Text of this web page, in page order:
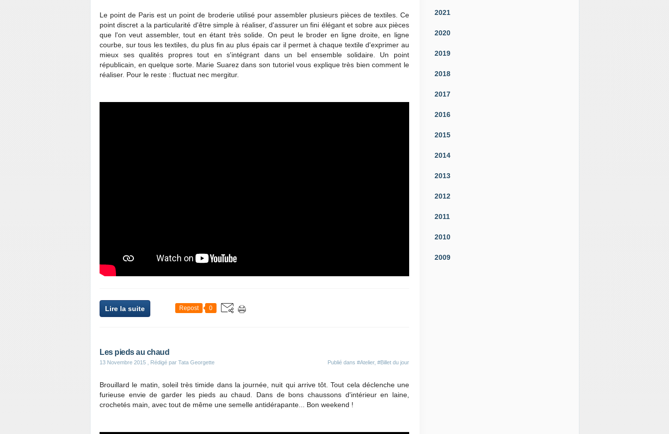
Le point de Paris est un point de broderie utilisé pour assembler plusieurs pièces de textiles. Ce
point discret a la particularité d'être simple à réaliser, d'assurer un fini élégant et sobre aux pièces
que l'on veut assembler, tout en étant très solide. On peut le broder en ligne droite, en ligne
courbe, sur tous les textiles, du plus fin au plus épais car il permet à chaque textile d'exprimer au
mieux ses qualités propres tout en s'intégrant dans un bel ensemble solidaire. Un point
républicain, en quelque sorte. Marie Suarez dans son tutoriel vous explique très bien comment le
réaliser. Pour le reste : fluctuat nec mergitur.
Lire la suite Repost 0
Les pieds au chaud
13 Novembre 2015 , Rédigé par Tata Georgette Publié dans #Atelier, #Billet du jour
Brouillard le matin, soleil très timide dans la journée, nuit qui arrive tôt. Tout cela déclenche une
furieuse envie de garder les pieds au chaud. Dans de bons chaussons d'intérieur en laine,
crochetés main, avec tout de même une semelle antidérapante... Bon weekend !
2021
2020
2019
2018
2017
2016
2015
2014
2013
2012
2011
2010
2009